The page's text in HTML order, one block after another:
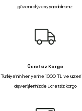
güvenli alışveriş yapabilirsiniz.
Ücretsiz Kargo
Türkiye'nin her yerine 1000 TL ve
alışverişlerinizde ücretsiz kargo